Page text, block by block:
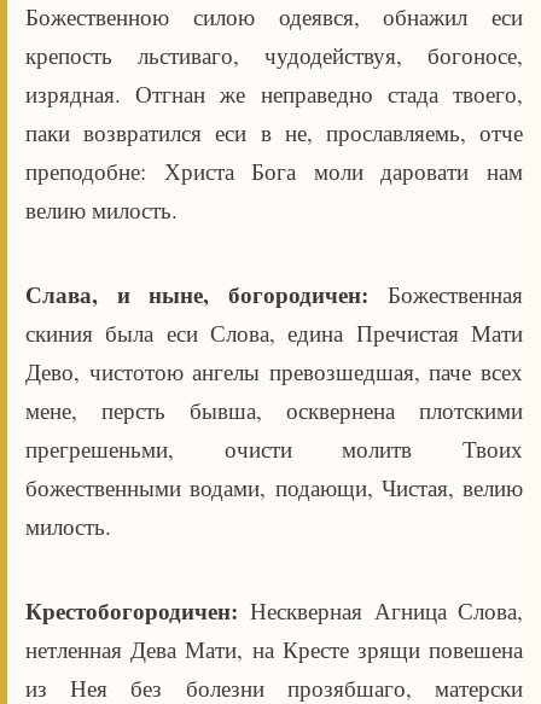
Божественною силою одеявся, обнажил еси
крепость льстиваго, чудодействуя, богоносе,
изрядная. Отгнан же неправедно стада твоего,
паки возвратился еси в не, прославляемь, отче
преподобне: Христа Бога моли даровати нам
велию милость.
Слава, и ныне, богородичен: Божественная
скиния была еси Слова, едина Пречистая Мати
Дево, чистотою ангелы превозшедшая, паче всех
мене, персть бывша, осквернена плотскими
прегрешеньми, очисти молитв Твоих
божественными водами, подающи, Чистая, велию
милость.
Крестобогородичен:Нескверная Агница Слова,
нетленная Дева Мати, на Кресте зрящи повешена
из Нея без болезни прозябшаго, матерски